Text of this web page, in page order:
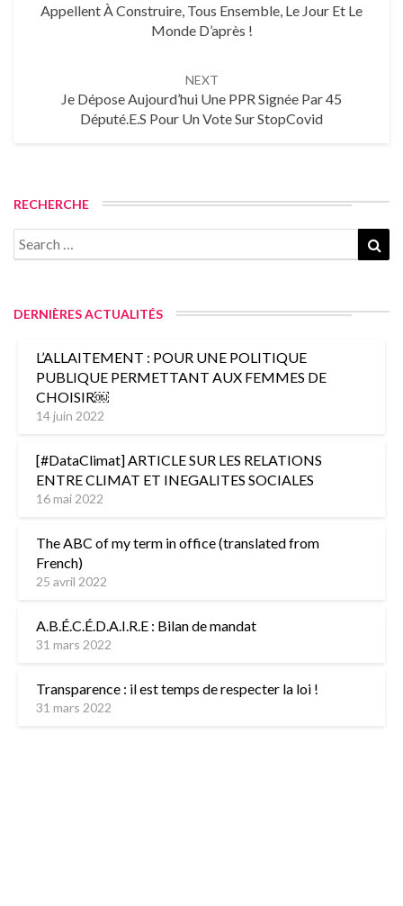
Appellent À Construire, Tous Ensemble, Le Jour Et Le
Monde D’après !
NEXT
Je Dépose Aujourd’hui Une PPR Signée Par 45
Député.e.s Pour Un Vote Sur StopCovid
RECHERCHE
DERNIÈRES ACTUALITÉS
L’ALLAITEMENT : POUR UNE POLITIQUE
PUBLIQUE PERMETTANT AUX FEMMES DE
CHOISIR￼
14 juin 2022
[#DataClimat] ARTICLE SUR LES RELATIONS
ENTRE CLIMAT ET INEGALITES SOCIALES
16 mai 2022
The ABC of my term in office (translated from
French)
25 avril 2022
A.B.É.C.É.D.A.I.R.E : Bilan de mandat
31 mars 2022
Transparence : il est temps de respecter la loi !
31 mars 2022